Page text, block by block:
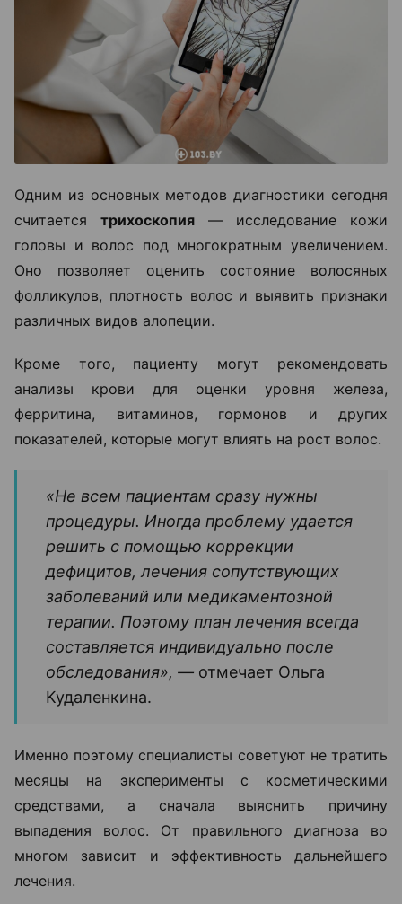
Одним из основных методов диагностики сегодня
считается трихоскопия — исследование кожи
головы и волос под многократным увеличением.
Оно позволяет оценить состояние волосяных
фолликулов, плотность волос и выявить признаки
различных видов алопеции.
Кроме того, пациенту могут рекомендовать
анализы крови для оценки уровня железа,
ферритина, витаминов, гормонов и других
показателей, которые могут влиять на рост волос.
«Не всем пациентам сразу нужны
процедуры. Иногда проблему удается
решить с помощью коррекции
дефицитов, лечения сопутствующих
заболеваний или медикаментозной
терапии. Поэтому план лечения всегда
составляется индивидуально после
обследования», — отмечает Ольга
Кудаленкина.
Именно поэтому специалисты советуют не тратить
месяцы на эксперименты с косметическими
средствами, а сначала выяснить причину
выпадения волос. От правильного диагноза во
многом зависит и эффективность дальнейшего
лечения.